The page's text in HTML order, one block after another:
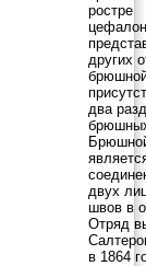
ростре
других
два
двух
швов в
Отряд
в 1864